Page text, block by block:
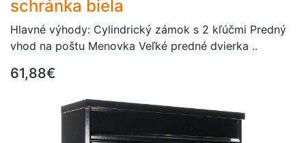
schránka biela
Hlavné výhody: Cylindrický zámok s 2 kľúčmi Predný
vhod na poštu Menovka Veľké predné dvierka ..
61,88€